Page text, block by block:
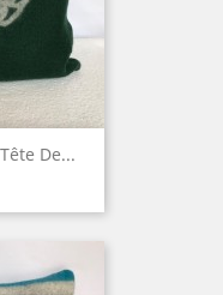
De...